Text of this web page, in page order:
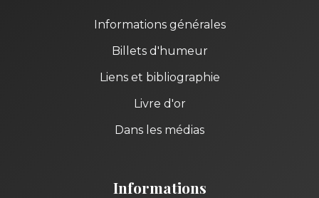
Informations générales
Billets d'humeur
Liens et bibliographie
Livre d'or
Dans les médias
Informations